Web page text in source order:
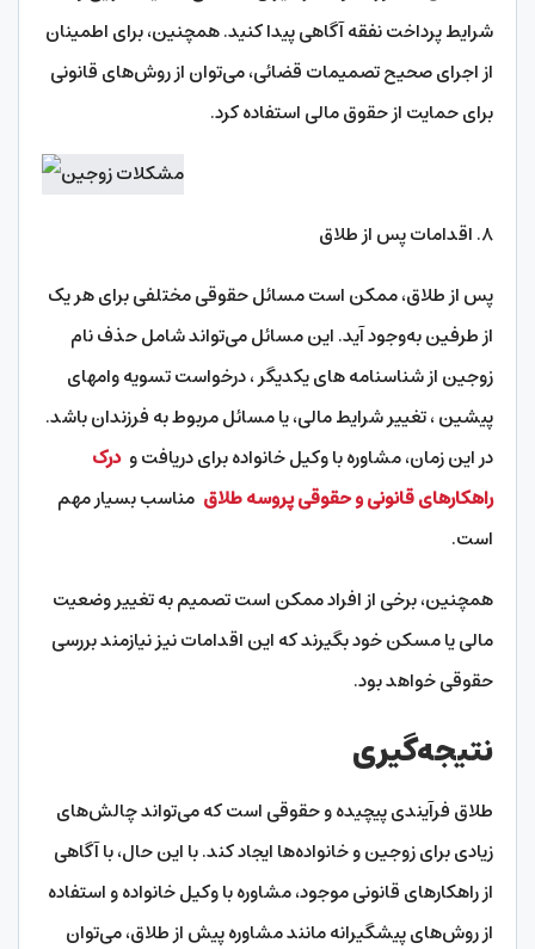
شرایط پرداخت نفقه آگاهی پیدا کنید. همچنین، برای اطمینان
از اجرای صحیح تصمیمات قضائی، می‌توان از روش‌های قانونی
برای حمایت از حقوق مالی استفاده کرد.
۸. اقدامات پس از طلاق
پس از طلاق، ممکن است مسائل حقوقی مختلفی برای هر یک
از طرفین به‌وجود آید. این مسائل می‌تواند شامل حذف نام
زوجین از شناسنامه های یکدیگر ، درخواست تسویه وامهای
پیشین ، تغییر شرایط مالی، یا مسائل مربوط به فرزندان باشد.
در این زمان، مشاوره با وکیل خانواده برای دریافت ودرک
راهکارهای قانونی و حقوقی پروسه طلاق مناسب بسیار مهم
است.
همچنین، برخی از افراد ممکن است تصمیم به تغییر وضعیت
مالی یا مسکن خود بگیرند که این اقدامات نیز نیازمند بررسی
حقوقی خواهد بود.
نتیجه‌گیری
طلاق فرآیندی پیچیده و حقوقی است که می‌تواند چالش‌های
زیادی برای زوجین و خانواده‌ها ایجاد کند. با این حال، با آگاهی
از راهکارهای قانونی موجود، مشاوره با وکیل خانواده و استفاده
از روش‌های پیشگیرانه مانند مشاوره پیش از طلاق، می‌توان